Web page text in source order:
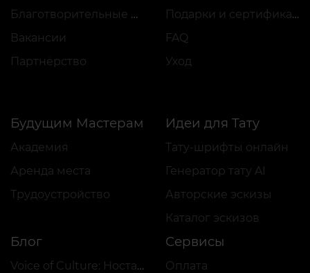
Благотворительные проекты
Вакансии
Партнёрство
Подарки и сертификаты
FAQ
Уход
Будущим Мастерам
Академия
Аренда места
Трудоустройство
Идеи для Тату
Тату-шрифты онлайн
Генератор тату AI
Авторские эскизы
Каталог эскизов
Блог
Voice of Culture: Ностальгия по 2000-м
Сервисы
Оплата